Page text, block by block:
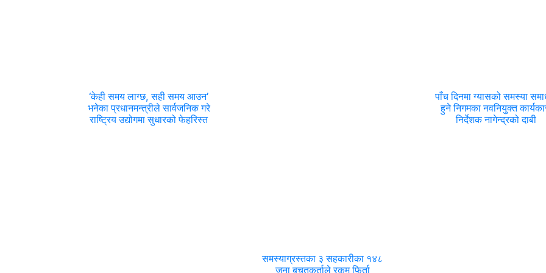
‘केही समय लाग्छ, सही समय आउन’
भनेका प्रधानमन्त्रीले सार्वजनिक गरे
राष्ट्रिय उद्योगमा सुधारको फेहरिस्त
समस्याग्रस्तका ३ सहकारीका १४८
जना बचतकर्ताले रकम फिर्ता
पाँच दिनमा ग्यासको समस्या
हुने निगमका नवनियुक्त
निर्देशक नागेन्द्रको दाबी